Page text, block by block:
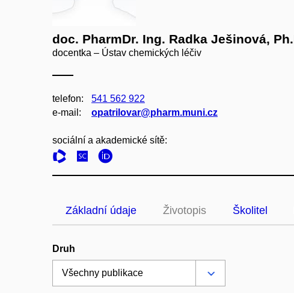
doc. PharmDr. Ing. Radka Ješinová,
docentka – Ústav chemických léčiv
telefon:
541 562 922
e‑mail:
opatrilovar@pharm.muni.cz
sociální a akademické sítě:
Základní údaje Životopis Školitel
Druh